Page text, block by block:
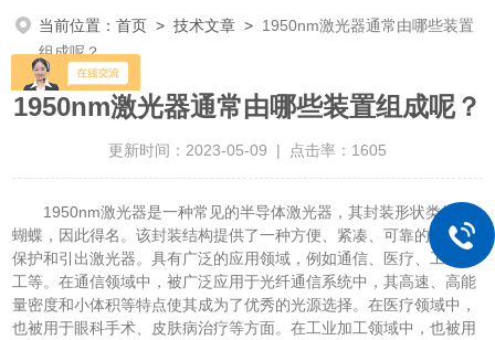
当前位置：首页 >技术文章 > 1950nm激光器通常由哪些装置
组成呢？
1950nm激光器通常由哪些装置组成呢？
更新时间：2023-05-09 | 点击率：1605
1950nm激光器是一种常见的半导体激光器，其封装形状类似于
蝴蝶，因此得名。该封装结构提供了一种方便、紧凑、可靠的方式来
保护和引出激光器。具有广泛的应用领域，例如通信、医疗、工业加
工等。在通信领域中，被广泛应用于光纤通信系统中，其高速、高能
量密度和小体积等特点使其成为了优秀的光源选择。在医疗领域中，
也被用于眼科手术、皮肤病治疗等方面。在工业加工领域中，也被用